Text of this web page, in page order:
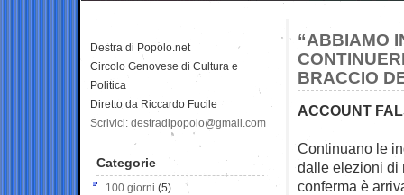
“ABBIAMO
BRACCIO
ACCOUNT
Continuano le
dalle elezioni di
conferma è
Destra di Popolo.net
Circolo Genovese di Cultura e
Politica
Diretto da Riccardo Fucile
Scrivici: destradipopolo@gmail.com
Categorie
100 giorni (5)